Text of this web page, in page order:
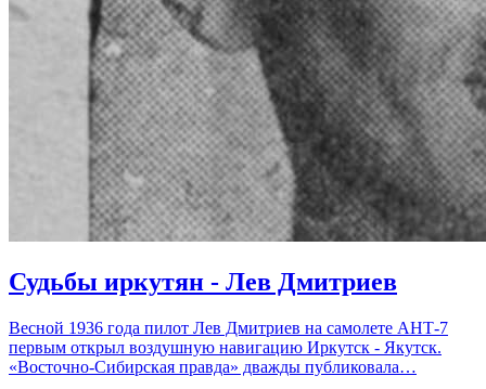
Судьбы иркутян - Лев Дмитриев
Весной 1936 года пилот Лев Дмитриев на самолете АНТ-7
первым открыл воздушную навигацию Иркутск - Якутск.
«Восточно-Сибирская правда» дважды публиковала…